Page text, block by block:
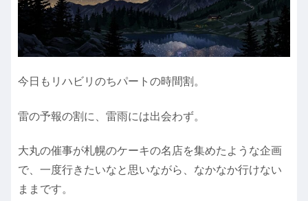
今日もリハビリのちパートの時間割。
雷の予報の割に、雷雨には出会わず。
大丸の催事が札幌のケーキの名店を集めたような企画
で、一度行きたいなと思いながら、なかなか行けない
ままです。